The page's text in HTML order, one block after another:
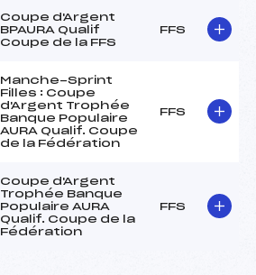
Coupe d'Argent
BPAURA Qualif
Coupe de la FFS
FFS
Manche-Sprint
Filles : Coupe
d'Argent Trophée
Banque Populaire
AURA Qualif. Coupe
de la Fédération
FFS
Coupe d'Argent
Trophée Banque
Populaire AURA
Qualif. Coupe de la
Fédération
FFS